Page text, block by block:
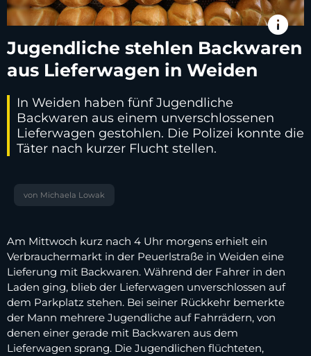
info
Jugendliche stehlen Backwaren
aus Lieferwagen in Weiden
In Weiden haben fünf Jugendliche
Backwaren aus einem unverschlossenen
Lieferwagen gestohlen. Die Polizei konnte die
Täter nach kurzer Flucht stellen.
von Michaela Lowak
Am Mittwoch kurz nach 4 Uhr morgens erhielt ein
Verbrauchermarkt in der Peuerlstraße in Weiden eine
Lieferung mit Backwaren. Während der Fahrer in den
Laden ging, blieb der Lieferwagen unverschlossen auf
dem Parkplatz stehen. Bei seiner Rückkehr bemerkte
der Mann mehrere Jugendliche auf Fahrrädern, von
denen einer gerade mit Backwaren aus dem
Lieferwagen sprang. Die Jugendlichen flüchteten,